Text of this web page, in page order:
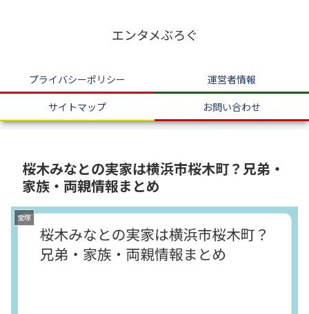
エンタメぶろぐ
プライバシーポリシー
運営者情報
サイトマップ
お問い合わせ
桜木みなとの実家は横浜市桜木町？兄弟・
家族・両親情報まとめ
宝塚